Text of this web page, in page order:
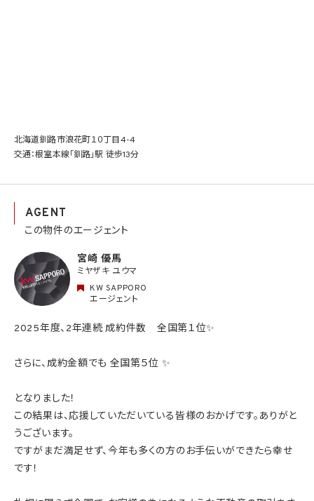
北海道釧路市浪花町１０丁目4-4
交通：根室本線「釧路」駅 徒歩13分
AGENT
この物件のエージェント
宮崎 優馬
ミヤザキ ユウマ
KW SAPPORO
エージェント
2025年度、2年連続 成約件数 全国第１位✨
さらに、成約金額でも 全国第５位 ✨
となりました！
この結果は、応援していただいている皆様のおかげです。ありがと
うございます。
ですがまだ満足せず、今年も多くの方のお手伝いができたら幸せ
です！